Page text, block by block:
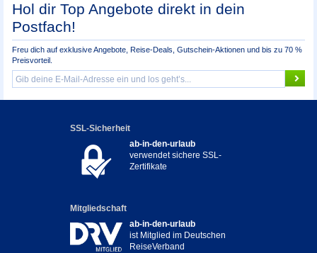
Hol dir Top Angebote direkt in dein
Postfach!
Freu dich auf exklusive Angebote, Reise-Deals, Gutschein-Aktionen und bis zu 70 %
Preisvorteil.
SSL-Sicherheit
ab-in-den-urlaub
verwendet sichere SSL-
Zertifikate
Mitgliedschaft
ab-in-den-urlaub
ist Mitglied im Deutschen
ReiseVerband